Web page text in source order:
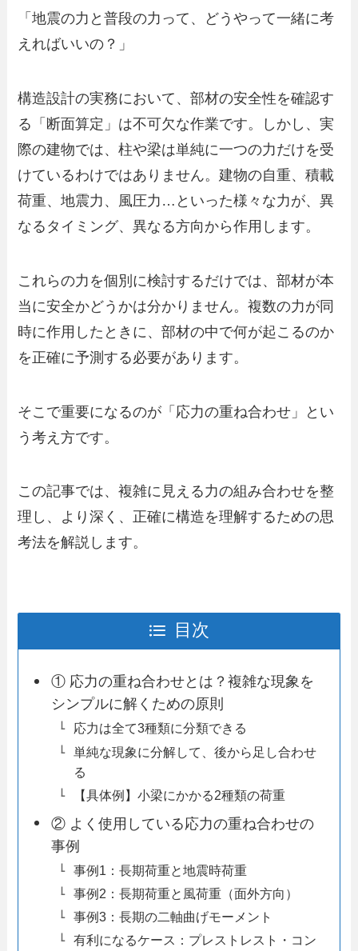
「地震の力と普段の力って、どうやって一緒に考
えればいいの？」
構造設計の実務において、部材の安全性を確認す
る「断面算定」は不可欠な作業です。しかし、実
際の建物では、柱や梁は単純に一つの力だけを受
けているわけではありません。建物の自重、積載
荷重、地震力、風圧力…といった様々な力が、異
なるタイミング、異なる方向から作用します。
これらの力を個別に検討するだけでは、部材が本
当に安全かどうかは分かりません。複数の力が同
時に作用したときに、部材の中で何が起こるのか
を正確に予測する必要があります。
そこで重要になるのが「応力の重ね合わせ」とい
う考え方です。
この記事では、複雑に見える力の組み合わせを整
理し、より深く、正確に構造を理解するための思
考法を解説します。
目次
① 応力の重ね合わせとは？複雑な現象を
シンプルに解くための原則
応力は全て3種類に分類できる
単純な現象に分解して、後から足し合わせ
る
【具体例】小梁にかかる2種類の荷重
② よく使用している応力の重ね合わせの
事例
事例1：長期荷重と地震時荷重
事例2：長期荷重と風荷重（面外方向）
事例3：長期の二軸曲げモーメント
有利になるケース：プレストレスト・コン